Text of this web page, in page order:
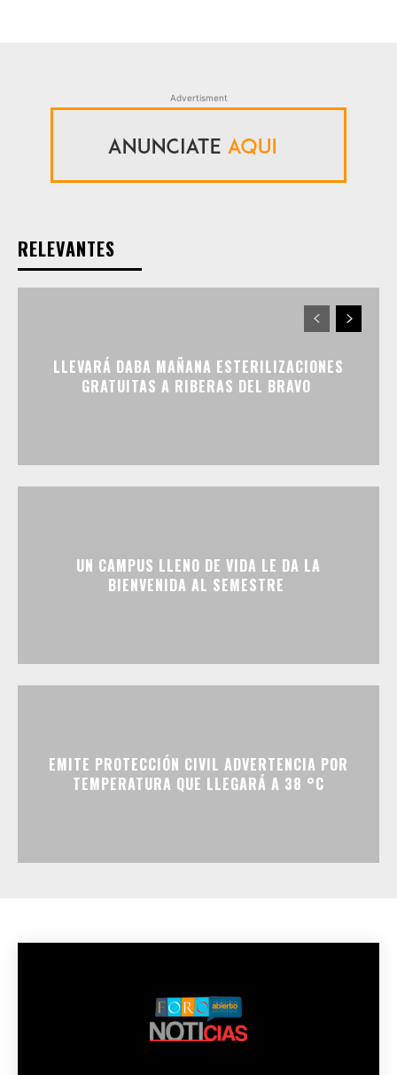
Advertisment
RELEVANTES
LLEVARÁ DABA MAÑANA ESTERILIZACIONES
GRATUITAS A RIBERAS DEL BRAVO
UN CAMPUS LLENO DE VIDA LE DA LA
BIENVENIDA AL SEMESTRE
EMITE PROTECCIÓN CIVIL ADVERTENCIA POR
TEMPERATURA QUE LLEGARÁ A 38 °C